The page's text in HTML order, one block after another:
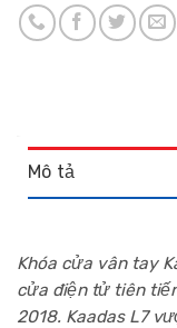
Mô tả
Khóa cửa vân tay
cửa điện tử tiên
2018. Kaadas L7